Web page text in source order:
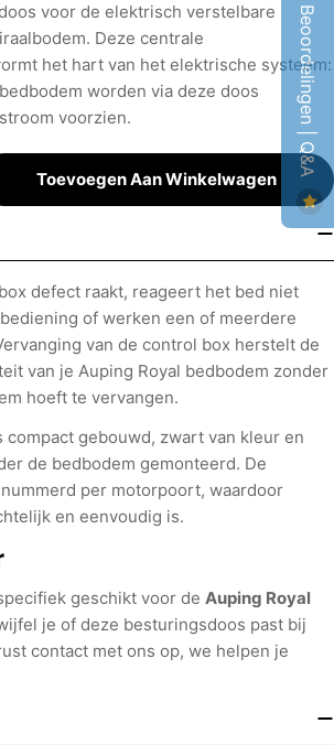
voor de elektrisch verstelbare
Deze centrale
het hart van het elektrische systeem:
worden via deze doos
voorzien.
Voor Royal TT
Aantal Voor Royal TT Control
Toevoegen Aan Winkelwagen
defect raakt, reageert het bed niet
of werken een of meerdere
van de control box herstelt de
van je Auping Royal bedbodem zonder
hoeft te vervangen.
compact gebouwd, zwart van kleur en
de bedbodem gemonteerd. De
per motorpoort, waardoor
en eenvoudig is.
geschikt voor de Auping Royal
je of deze besturingsdoos past bij
contact met ons op, we helpen je
Beoordelingen | Q&A